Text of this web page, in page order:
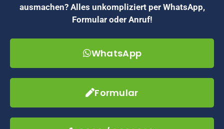
ausmachen? Alles unkompliziert per WhatsApp,
Formular oder Anruf!
WhatsApp
Formular